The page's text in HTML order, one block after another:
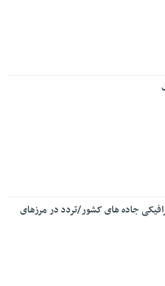
جاده های کشور/تردد در مرزهای